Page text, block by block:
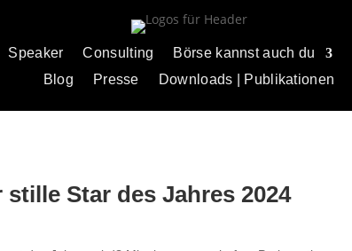
Speaker Consulting Börse kannst auch du
Blog
Presse Downloads | Publikationen
Star des Jahres 2024